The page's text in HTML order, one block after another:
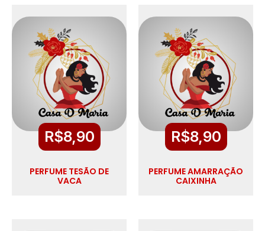
R$8,90
PERFUME TESÃO DE
VACA
R$8,90
PERFUME AMARRAÇÃO
CAIXINHA